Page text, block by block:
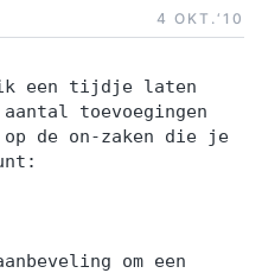
4 OKT.‘10
ik een tijdje laten
toevoegingen
de on-zaken die je
om een